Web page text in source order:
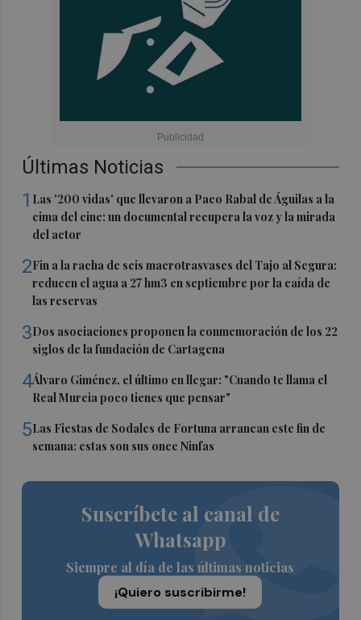
Últimas Noticias
1 Las '200 vidas' que llevaron a Paco Rabal de Águilas a la
cima del cine: un documental recupera la voz y la mirada
del actor
2Fin a la racha de seis macrotrasvases del Tajo al Segura:
reducen el agua a 27 hm3 en septiembre por la caída de
las reservas
3Dos asociaciones proponen la conmemoración de los 22
siglos de la fundación de Cartagena
4Álvaro Giménez, el último en llegar: "Cuando te llama el
Real Murcia poco tienes que pensar"
5Las Fiestas de Sodales de Fortuna arrancan este fin de
semana: estas son sus once Ninfas
Suscríbete al canal de
Whatsapp
Siempre al día de las últimas noticias
¡Quiero suscribirme!